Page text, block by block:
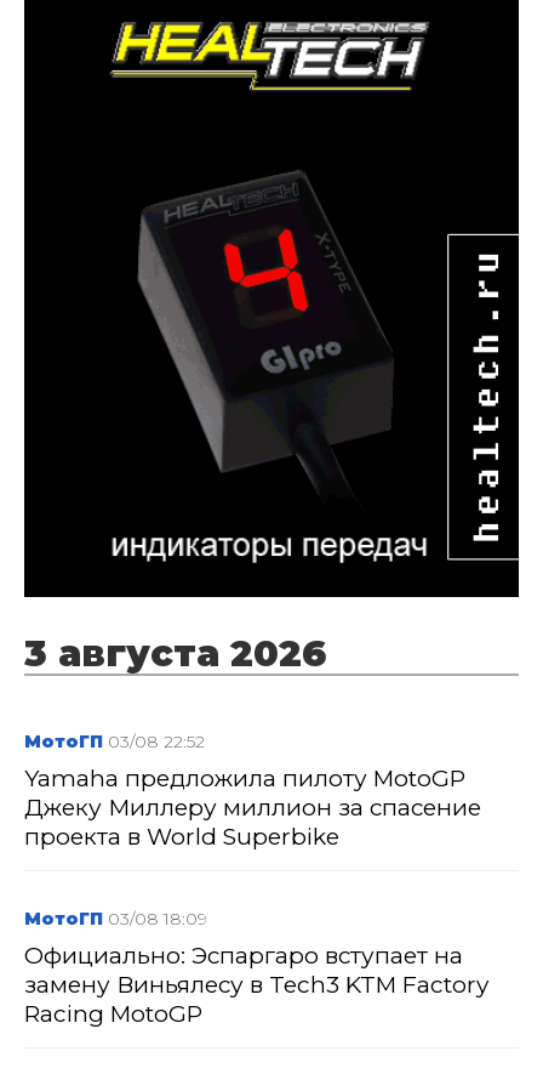
3 августа 2026
МотоГП 03/08 22:52
Yamaha предложила пилоту MotoGP
Джеку Миллеру миллион за спасение
проекта в World Superbike
МотоГП 03/08 18:09
Официально: Эспаргаро вступает на
замену Виньялесу в Tech3 KTM Factory
Racing MotoGP